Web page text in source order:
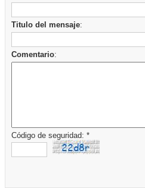
Titulo del mensaje:
Comentario:
Código de seguridad: *